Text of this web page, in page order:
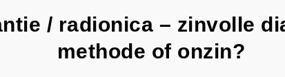
/ radionica – zinvolle
methode of onzin?